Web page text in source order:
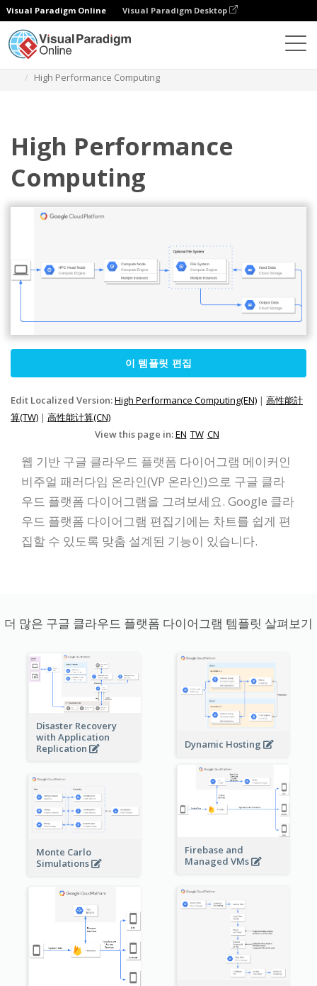
Visual Paradigm Online Visual Paradigm Desktop
High Performance Computing
High Performance
Computing
이 템플릿 편집
Edit Localized Version:High Performance Computing(EN) | 高性能計
算(TW) | 高性能计算(CN)
View this page in:EN TW CN
웹 기반 구글 클라우드 플랫폼 다이어그램 메이커인
비주얼 패러다임 온라인(VP 온라인)으로 구글 클라
우드 플랫폼 다이어그램을 그려보세요. Google 클라
우드 플랫폼 다이어그램 편집기에는 차트를 쉽게 편
집할 수 있도록 맞춤 설계된 기능이 있습니다.
더 많은 구글 클라우드 플랫폼 다이어그램 템플릿 살펴보기
Disaster Recovery
with Application
Replication
Dynamic Hosting
Firebase and
Managed VMs
Monte Carlo
Simulations